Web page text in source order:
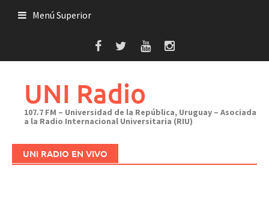
Menú Superior
UNI Radio
107.7 FM – Universidad de la República, Uruguay – Asociada
a la Radio Internacional Universitaria (RIU)
UNI RADIO EN VIVO